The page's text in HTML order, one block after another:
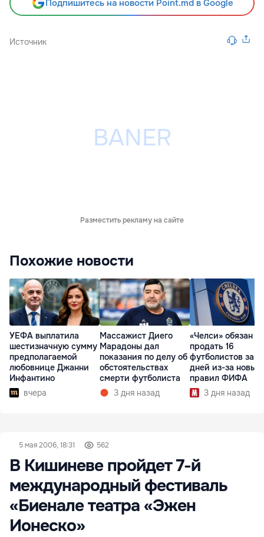
Подпишитесь на новости Point.md в Google
Источник
Разместить рекламу на сайте
Похожие новости
УЕФА выплатила
шестизначную сумму
предполагаемой
любовнице Джанни
Инфантино
вчера
Массажист Диего
Марадоны дал
показания по делу об
обстоятельствах
смерти футболиста
3 дня назад
«Челси» обязан
продать 16
футболистов за
дней из-за новых
правил ФИФА
3 дня назад
5 мая 2006, 18:31 562
В Кишиневе пройдет 7-й
международный фестиваль
«Биенале театра «Эжен
Ионеско»